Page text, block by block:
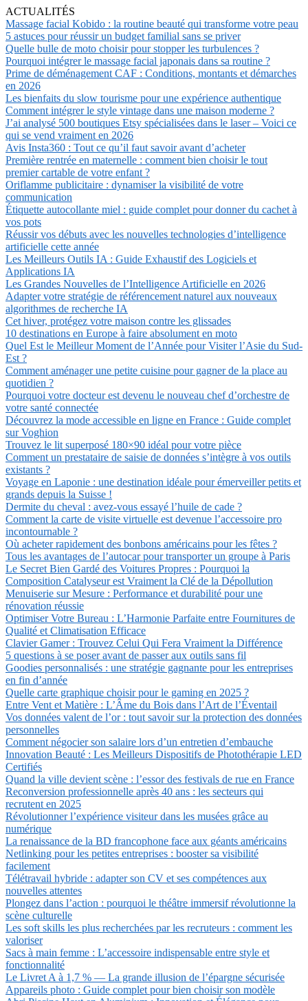
ACTUALITÉS
Massage facial Kobido : la routine beauté qui transforme votre peau
5 astuces pour réussir un budget familial sans se priver
Quelle bulle de moto choisir pour stopper les turbulences ?
Pourquoi intégrer le massage facial japonais dans sa routine ?
Prime de déménagement CAF : Conditions, montants et démarches
en 2026
Les bienfaits du slow tourisme pour une expérience authentique
Comment intégrer le style vintage dans une maison moderne ?
J’ai analysé 500 boutiques Etsy spécialisées dans le laser – Voici ce
qui se vend vraiment en 2026
Avis Insta360 : Tout ce qu’il faut savoir avant d’acheter
Première rentrée en maternelle : comment bien choisir le tout
premier cartable de votre enfant ?
Oriflamme publicitaire : dynamiser la visibilité de votre
communication
Étiquette autocollante miel : guide complet pour donner du cachet à
vos pots
Réussir vos débuts avec les nouvelles technologies d’intelligence
artificielle cette année
Les Meilleurs Outils IA : Guide Exhaustif des Logiciels et
Applications IA
Les Grandes Nouvelles de l’Intelligence Artificielle en 2026
Adapter votre stratégie de référencement naturel aux nouveaux
algorithmes de recherche IA
Cet hiver, protégez votre maison contre les glissades
10 destinations en Europe à faire absolument en moto
Quel Est le Meilleur Moment de l’Année pour Visiter l’Asie du Sud-
Est ?
Comment aménager une petite cuisine pour gagner de la place au
quotidien ?
Pourquoi votre docteur est devenu le nouveau chef d’orchestre de
votre santé connectée
Découvrez la mode accessible en ligne en France : Guide complet
sur Voghion
Trouvez le lit superposé 180×90 idéal pour votre pièce
Comment un prestataire de saisie de données s’intègre à vos outils
existants ?
Voyage en Laponie : une destination idéale pour émerveiller petits et
grands depuis la Suisse !
Dermite du cheval : avez-vous essayé l’huile de cade ?
Comment la carte de visite virtuelle est devenue l’accessoire pro
incontournable ?
Où acheter rapidement des bonbons américains pour les fêtes ?
Tous les avantages de l’autocar pour transporter un groupe à Paris
Le Secret Bien Gardé des Voitures Propres : Pourquoi la
Composition Catalyseur est Vraiment la Clé de la Dépollution
Menuiserie sur Mesure : Performance et durabilité pour une
rénovation réussie
Optimiser Votre Bureau : L’Harmonie Parfaite entre Fournitures de
Qualité et Climatisation Efficace
Clavier Gamer : Trouvez Celui Qui Fera Vraiment la Différence
5 questions à se poser avant de passer aux outils sans fil
Goodies personnalisés : une stratégie gagnante pour les entreprises
en fin d’année
Quelle carte graphique choisir pour le gaming en 2025 ?
Entre Vent et Matière : L’Âme du Bois dans l’Art de l’Éventail
Vos données valent de l’or : tout savoir sur la protection des données
personnelles
Comment négocier son salaire lors d’un entretien d’embauche
Innovation Beauté : Les Meilleurs Dispositifs de Photothérapie LED
Certifiés
Quand la ville devient scène : l’essor des festivals de rue en France
Reconversion professionnelle après 40 ans : les secteurs qui
recrutent en 2025
Révolutionner l’expérience visiteur dans les musées grâce au
numérique
La renaissance de la BD francophone face aux géants américains
Netlinking pour les petites entreprises : booster sa visibilité
facilement
Télétravail hybride : adapter son CV et ses compétences aux
nouvelles attentes
Plongez dans l’action : pourquoi le théâtre immersif révolutionne la
scène culturelle
Les soft skills les plus recherchées par les recruteurs : comment les
valoriser
Sacs à main femme : L’accessoire indispensable entre style et
fonctionnalité
Le Livret A à 1,7 % — La grande illusion de l’épargne sécurisée
Appareils photo : Guide complet pour bien choisir son modèle